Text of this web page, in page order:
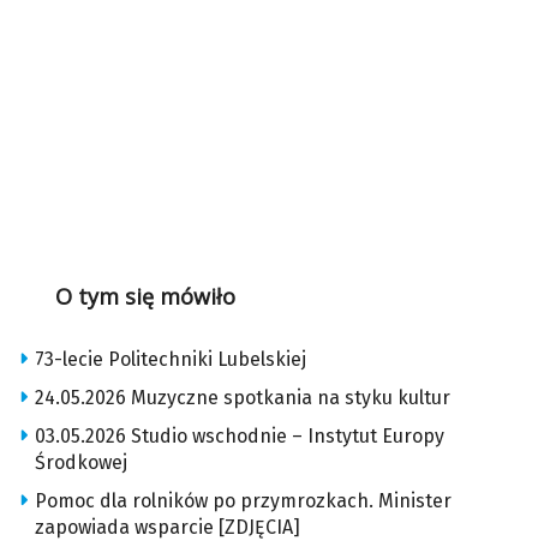
O tym się mówiło
73-lecie Politechniki Lubelskiej
24.05.2026 Muzyczne spotkania na styku kultur
03.05.2026 Studio wschodnie – Instytut Europy
Środkowej
Pomoc dla rolników po przymrozkach. Minister
zapowiada wsparcie [ZDJĘCIA]